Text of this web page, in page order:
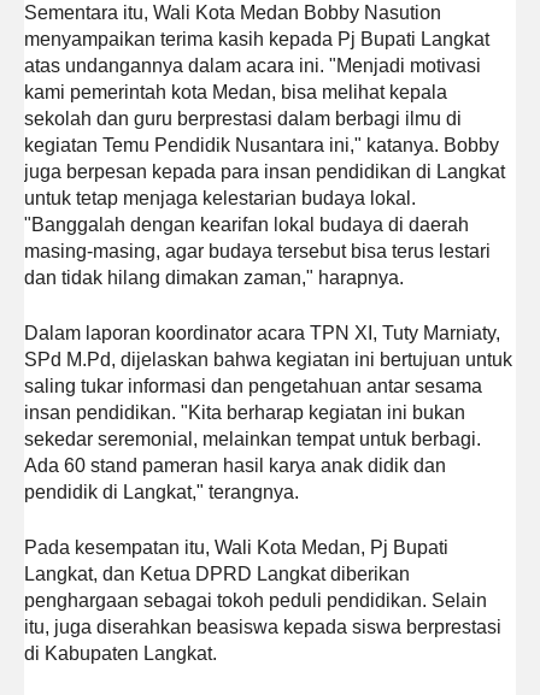
Sementara itu, Wali Kota Medan Bobby Nasution
menyampaikan terima kasih kepada Pj Bupati Langkat
atas undangannya dalam acara ini. "Menjadi motivasi
kami pemerintah kota Medan, bisa melihat kepala
sekolah dan guru berprestasi dalam berbagi ilmu di
kegiatan Temu Pendidik Nusantara ini," katanya. Bobby
juga berpesan kepada para insan pendidikan di Langkat
untuk tetap menjaga kelestarian budaya lokal.
"Banggalah dengan kearifan lokal budaya di daerah
masing-masing, agar budaya tersebut bisa terus lestari
dan tidak hilang dimakan zaman," harapnya.
Dalam laporan koordinator acara TPN XI, Tuty Marniaty,
SPd M.Pd, dijelaskan bahwa kegiatan ini bertujuan untuk
saling tukar informasi dan pengetahuan antar sesama
insan pendidikan. "Kita berharap kegiatan ini bukan
sekedar seremonial, melainkan tempat untuk berbagi.
Ada 60 stand pameran hasil karya anak didik dan
pendidik di Langkat," terangnya.
Pada kesempatan itu, Wali Kota Medan, Pj Bupati
Langkat, dan Ketua DPRD Langkat diberikan
penghargaan sebagai tokoh peduli pendidikan. Selain
itu, juga diserahkan beasiswa kepada siswa berprestasi
di Kabupaten Langkat.